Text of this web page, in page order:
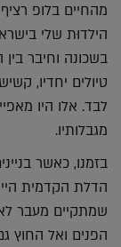
מהחיים בלופ
הילדוּת שלי
בשכונה וחיבר
טיולים יחדיו,
לבד. אלו היו
מגבלותיו.
בזמנו, כאשר
הדלת הקדמית
שמתקיים מעבר
הפנים ואל החוץ